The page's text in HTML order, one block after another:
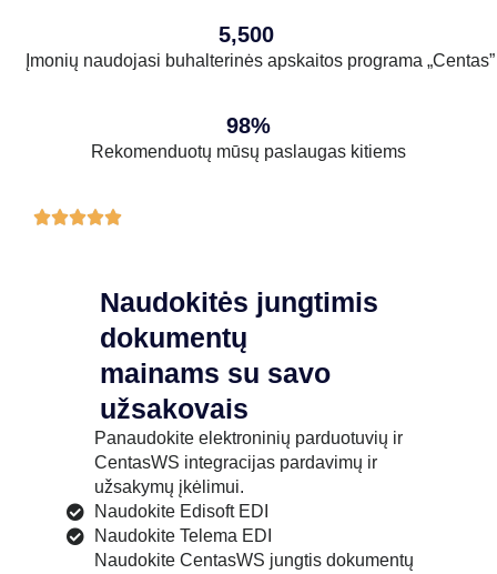
5,500
Įmonių naudojasi buhalterinės apskaitos programa „Centas”
98%
Rekomenduotų mūsų paslaugas kitiems

Naudokitės jungtimis
dokumentų
mainams su savo
užsakovais
Panaudokite elektroninių parduotuvių ir
CentasWS integracijas pardavimų ir
užsakymų įkėlimui.
Naudokite Edisoft EDI
Naudokite Telema EDI
Naudokite CentasWS jungtis dokumentų